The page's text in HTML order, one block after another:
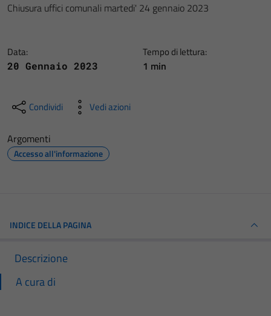
Chiusura uffici comunali martedi' 24 gennaio 2023
Data:
20 Gennaio 2023
Tempo di lettura:
1 min
Condividi Vedi azioni
Argomenti
Accesso all'informazione
INDICE DELLA PAGINA
Descrizione
A cura di